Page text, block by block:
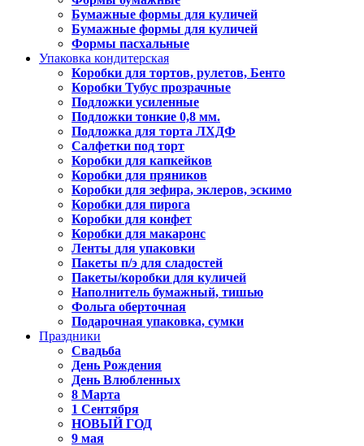
Бумажные формы для куличей
Бумажные формы для куличей
Формы пасхальные
Упаковка кондитерская
Коробки для тортов, рулетов, Бенто
Коробки Тубус прозрачные
Подложки усиленные
Подложки тонкие 0,8 мм.
Подложка для торта ЛХДФ
Салфетки под торт
Коробки для капкейков
Коробки для пряников
Коробки для зефира, эклеров, эскимо
Коробки для пирога
Коробки для конфет
Коробки для макаронс
Ленты для упаковки
Пакеты п/э для сладостей
Пакеты/коробки для куличей
Наполнитель бумажный, тишью
Фольга оберточная
Подарочная упаковка, сумки
Праздники
Свадьба
День Рождения
День Влюбленных
8 Марта
1 Сентября
НОВЫЙ ГОД
9 мая